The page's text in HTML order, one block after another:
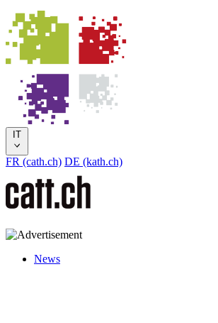
IT
FR (cath.ch) DE (kath.ch)
News